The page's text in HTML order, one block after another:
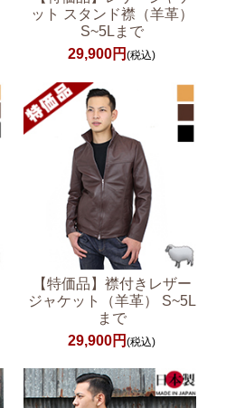
ット スタンド襟（羊革）
S~5Lまで
29,900円(税込)
【特価品】襟付きレザー
ジャケット（羊革） S~5L
まで
29,900円(税込)